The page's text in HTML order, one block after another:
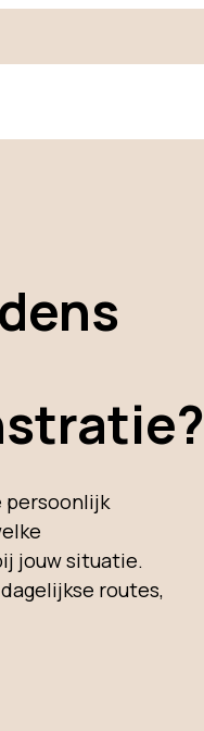
persoonlijk
jouw situatie.
routes,